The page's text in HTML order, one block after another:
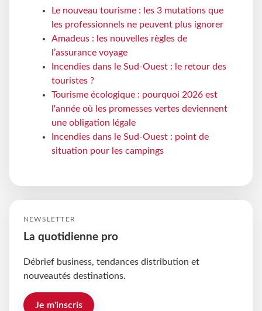
Le nouveau tourisme : les 3 mutations que
les professionnels ne peuvent plus ignorer
Amadeus : les nouvelles règles de
l’assurance voyage
Incendies dans le Sud-Ouest : le retour des
touristes ?
Tourisme écologique : pourquoi 2026 est
l'année où les promesses vertes deviennent
une obligation légale
Incendies dans le Sud-Ouest : point de
situation pour les campings
NEWSLETTER
La quotidienne pro
Débrief business, tendances distribution et
nouveautés destinations.
Je m'inscris